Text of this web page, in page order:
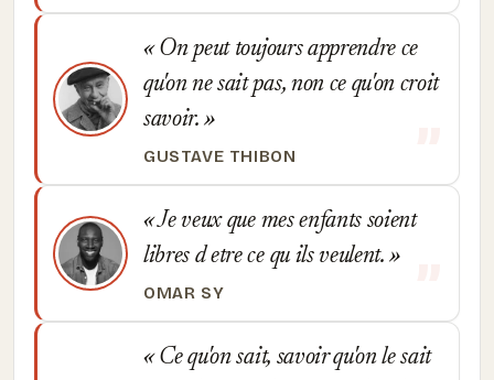
On peut toujours apprendre ce
qu'on ne sait pas, non ce qu'on croit
savoir.
GUSTAVE THIBON
Je veux que mes enfants soient
libres d etre ce qu ils veulent.
OMAR SY
Ce qu'on sait, savoir qu'on le sait